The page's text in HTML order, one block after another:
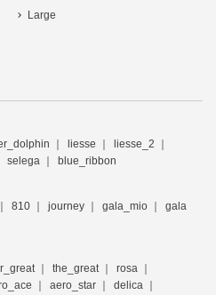
Large
liesse
liesse_2
selega blue_ribbon
810 journey gala_mio
gala
the_great
rosa
aero_star
delica